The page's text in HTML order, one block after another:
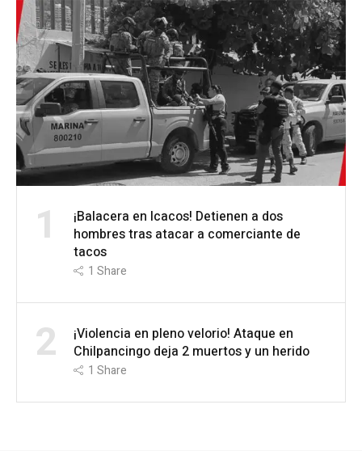
1
¡Balacera en Icacos! Detienen a dos
hombres tras atacar a comerciante de
tacos
1 Share
2
¡Violencia en pleno velorio! Ataque en
Chilpancingo deja 2 muertos y un herido
1 Share